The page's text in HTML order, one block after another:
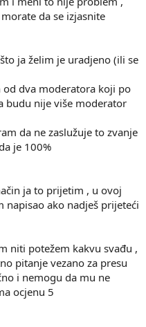
da se izjasnite
ja želim je uradjeno (ili se
od dva moderatora koji po
budu nije više moderator
da ne zaslužuje to zvanje
je 100%
ja to prijetim , u ovoj
napisao ako nadješ prijeteći
niti potežem kakvu svađu ,
pitanje vezano za presu
i nemogu da mu ne
ocjenu 5